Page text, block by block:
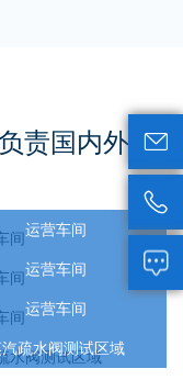
责国内外市
运营车间
运营车间
运营车间
疏水阀测试区域


